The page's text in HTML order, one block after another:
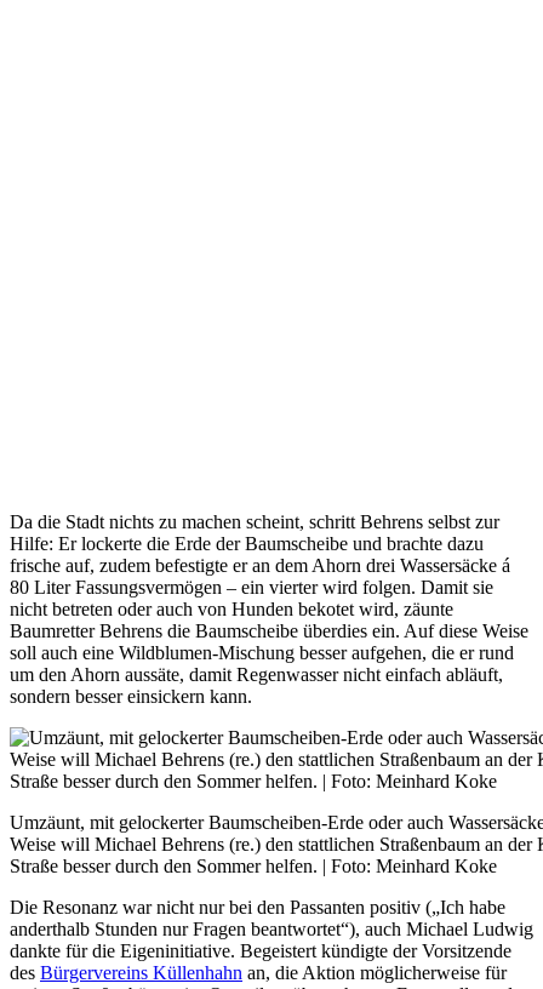
Da die Stadt nichts zu machen scheint, schritt Behrens selbst zur
Hilfe: Er lockerte die Erde der Baumscheibe und brachte dazu
frische auf, zudem befestigte er an dem Ahorn drei Wassersäcke á
80 Liter Fassungsvermögen – ein vierter wird folgen. Damit sie
nicht betreten oder auch von Hunden bekotet wird, zäunte
Baumretter Behrens die Baumscheibe überdies ein. Auf diese Weise
soll auch eine Wildblumen-Mischung besser aufgehen, die er rund
um den Ahorn aussäte, damit Regenwasser nicht einfach abläuft,
sondern besser einsickern kann.
Umzäunt, mit gelockerter Baumscheiben-Erde oder auch
Weise will Michael Behrens (re.) den stattlichen Straßenbaum an der
Straße besser durch den Sommer helfen. | Foto: Meinhard Koke
Die Resonanz war nicht nur bei den Passanten positiv („Ich habe
anderthalb Stunden nur Fragen beantwortet“), auch Michael Ludwig
dankte für die Eigeninitiative. Begeistert kündigte der Vorsitzende
des Bürgervereins Küllenhahn an, die Aktion möglicherweise für